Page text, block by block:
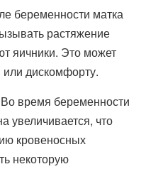
беременности матка
растяжение
яичники. Это может
дискомфорту.
время беременности
увеличивается, что
кровеносных
некоторую